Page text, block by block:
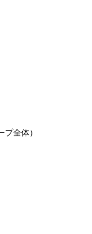
全体）